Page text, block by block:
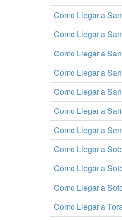
Como Llegar a
Como Llegar a
Como Llegar a
Como Llegar a
Como Llegar a
Como Llegar a
Como Llegar a
Como Llegar a
Como Llegar a
Como Llegar a
Como Llegar a